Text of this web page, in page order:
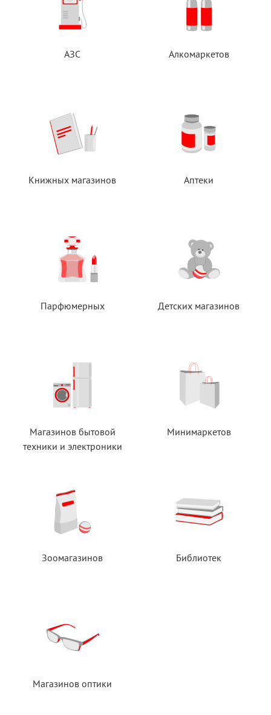
АЗС Алкомаркетов
Книжных магазинов Аптеки
Парфюмерных Детских магазинов
Магазинов бытовой
техники и электроники
Минимаркетов
Зоомагазинов Библиотек
Магазинов оптики